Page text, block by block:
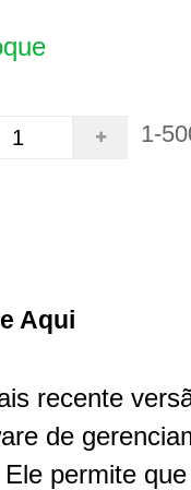
1-
Aqui
recente
de
permite